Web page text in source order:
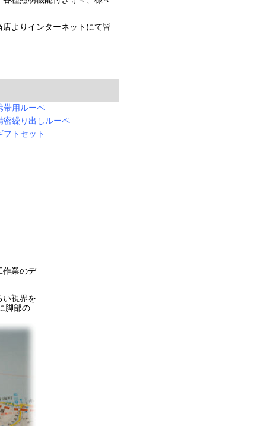
よりインターネットにて皆
帯用ルーペ
密繰り出しルーペ
フトセット
作業のデ
い視界を
脚部の